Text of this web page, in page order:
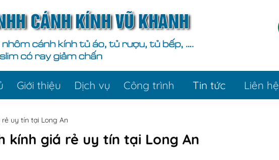
Giới thiệu Dịch vụ Công trình Tin tức Liên hệ
uy tín tại Long An
kính giá rẻ uy tín tại Long An